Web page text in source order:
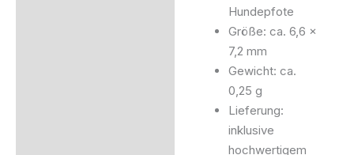
Hundepfote
Größe: ca. 6,6 x
7,2 mm
Gewicht: ca.
0,25 g
Lieferung:
inklusive
hochwertigem